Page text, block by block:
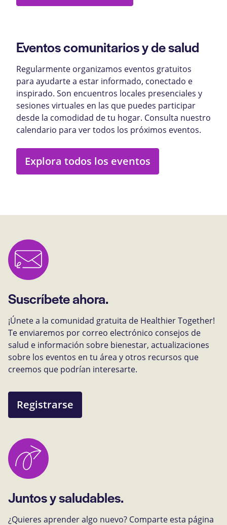
Eventos comunitarios y de salud
Regularmente organizamos eventos gratuitos
para ayudarte a estar informado, conectado e
inspirado. Son encuentros locales presenciales y
sesiones virtuales en las que puedes participar
desde la comodidad de tu hogar. Consulta nuestro
calendario para ver todos los próximos eventos.
Explora todos los eventos
Suscríbete ahora.
¡Únete a la comunidad gratuita de Healthier Together!
Te enviaremos por correo electrónico consejos de
salud e información sobre bienestar, actualizaciones
sobre los eventos en tu área y otros recursos que
creemos que podrían interesarte.
Registrarse
Juntos y saludables.
¿Quieres aprender algo nuevo? Comparte esta página